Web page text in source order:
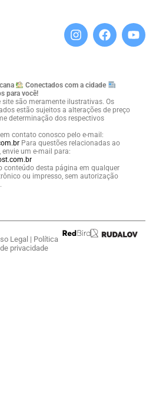
Conectados com a cidade
para você!
são meramente ilustrativas. Os
estão sujeitos a alterações de preço
determinação dos respectivos
contato conosco pelo e-mail:
Para questões relacionadas ao
um e-mail para:
conteúdo desta página em qualquer
ou impresso, sem autorização
Legal | Política
de privacidade